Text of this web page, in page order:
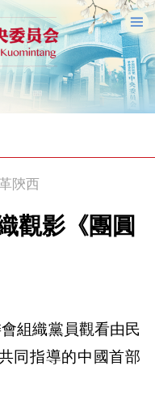
陝西
觀影《團圓
組織黨員觀看由民
同指導的中國首部